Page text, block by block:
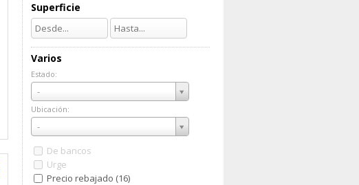
Superficie
Varios
Estado:
-
Estado:
Ubicación:
-
Ubicación:
De bancos
Urge
Precio rebajado (16)